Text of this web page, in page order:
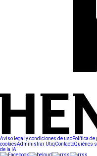
Aviso legal y condiciones de usoPolítica de
cookiesAdministrar UtiqContactoQuiénes
de la IA